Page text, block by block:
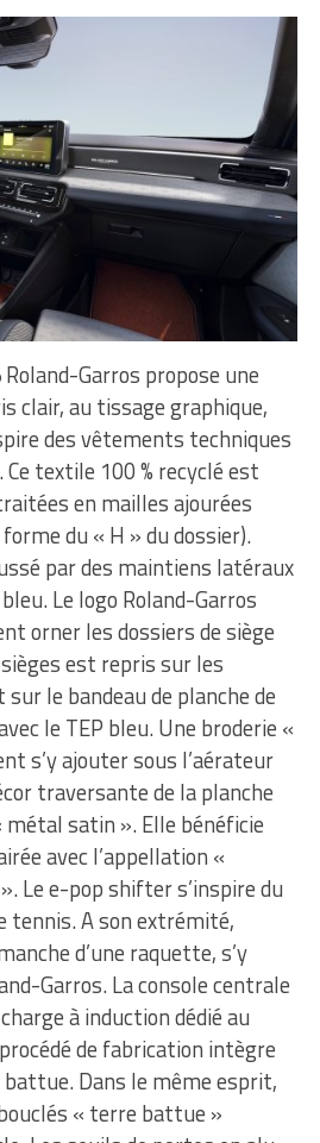
Garros propose une
clair, au tissage graphique,
des vêtements techniques
textile 100 % recyclé est
en mailles ajourées
du « H » du dossier).
par des maintiens latéraux
Le logo Roland-Garros
orner les dossiers de siège
est repris sur les
le bandeau de planche de
le TEP bleu. Une broderie «
s’y ajouter sous l’aérateur
traversante de la planche
satin ». Elle bénéficie
avec l’appellation «
Le e-pop shifter s’inspire du
tennis. A son extrémité,
d’une raquette, s’y
Garros. La console centrale
à induction dédié au
de fabrication intègre
Dans le même esprit,
« terre battue »